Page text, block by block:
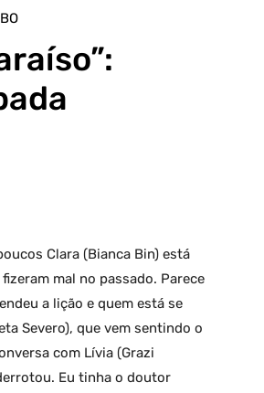
Clara (Bianca Bin) está
mal no passado. Parece
a lição e quem está se
Severo), que vem sentindo o
com Lívia (Grazi
Eu tinha o doutor